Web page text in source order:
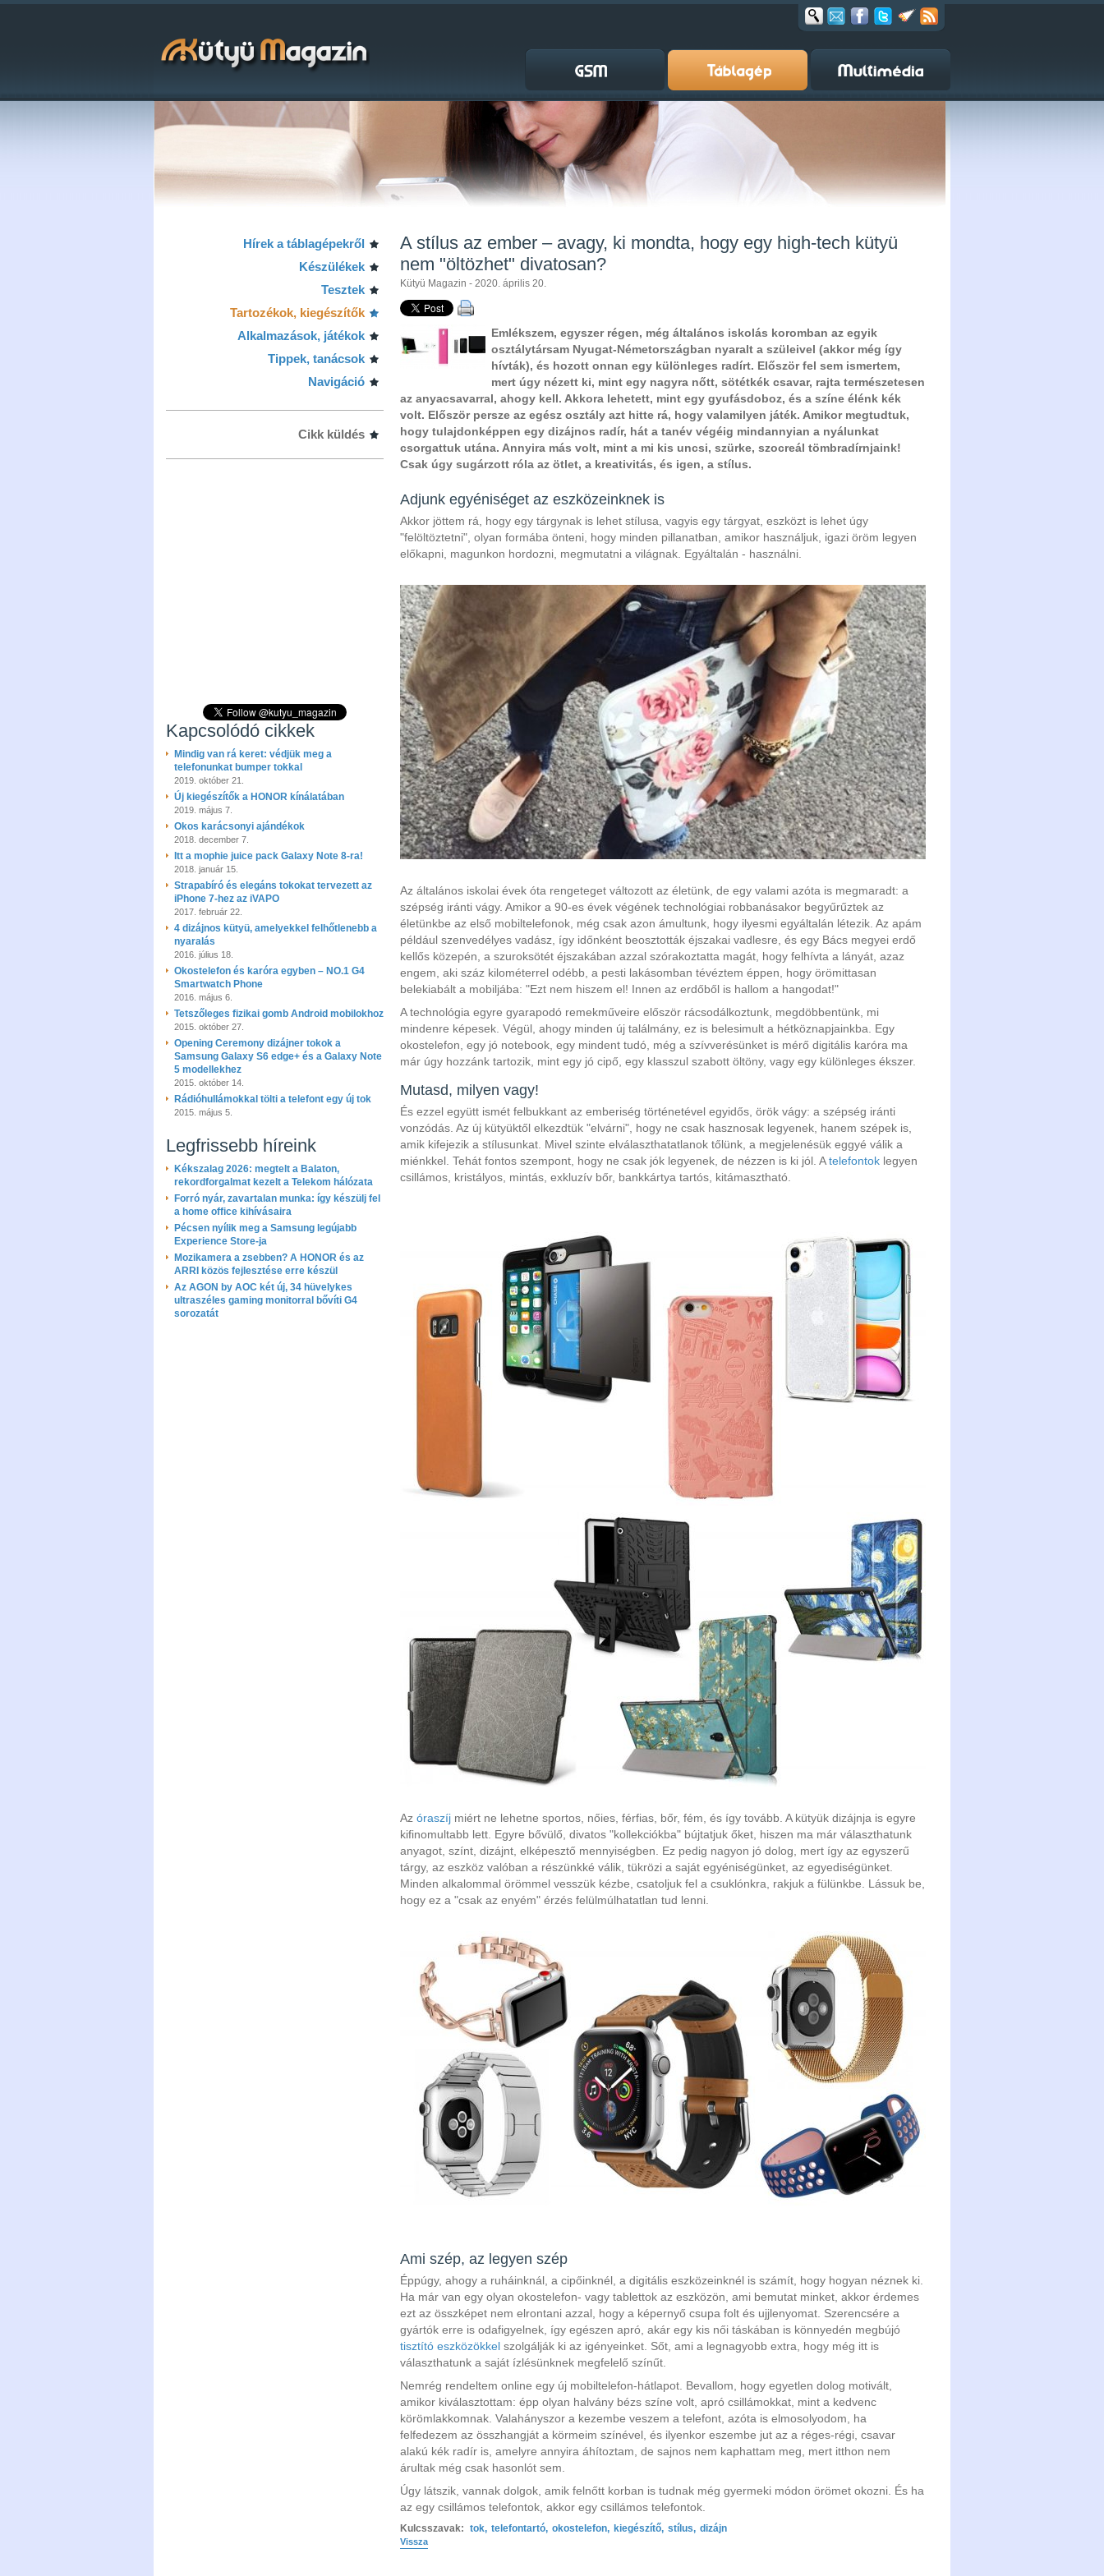
Hírek a táblagépekről
Készülékek
Tesztek
Tartozékok, kiegészítők
Alkalmazások, játékok
Tippek, tanácsok
Navigáció
Cikk küldés
Kapcsolódó cikkek
Mindig van rá keret: védjük meg a
telefonunkat bumper tokkal
2019. október 21.
Új kiegészítők a HONOR kínálatában
2019. május 7.
Okos karácsonyi ajándékok
2018. december 7.
Itt a mophie juice pack Galaxy Note 8-ra!
2018. január 15.
Strapabíró és elegáns tokokat tervezett az
iPhone 7-hez az iVAPO
2017. február 22.
4 dizájnos kütyü, amelyekkel felhőtlenebb a
nyaralás
2016. július 18.
Okostelefon és karóra egyben – NO.1 G4
Smartwatch Phone
2016. május 6.
Tetszőleges fizikai gomb Android mobilokhoz
2015. október 27.
Opening Ceremony dizájner tokok a
Samsung Galaxy S6 edge+ és a Galaxy Note
5 modellekhez
2015. október 14.
Rádióhullámokkal tölti a telefont egy új tok
2015. május 5.
Legfrissebb híreink
Kékszalag 2026: megtelt a Balaton,
rekordforgalmat kezelt a Telekom hálózata
Forró nyár, zavartalan munka: így készülj fel
a home office kihívásaira
Pécsen nyílik meg a Samsung legújabb
Experience Store-ja
Mozikamera a zsebben? A HONOR és az
ARRI közös fejlesztése erre készül
Az AGON by AOC két új, 34 hüvelykes
ultraszéles gaming monitorral bővíti G4
sorozatát
A stílus az ember – avagy, ki mondta, hogy egy high-tech kütyü
nem "öltözhet" divatosan?
Kütyü Magazin - 2020. április 20.
Emlékszem, egyszer régen, még általános iskolás koromban az egyik
osztálytársam Nyugat-Németországban nyaralt a szüleivel (akkor még így
hívták), és hozott onnan egy különleges radírt. Először fel sem ismertem,
mert úgy nézett ki, mint egy nagyra nőtt, sötétkék csavar, rajta természetesen
az anyacsavarral, ahogy kell. Akkora lehetett, mint egy gyufásdoboz, és a színe élénk kék
volt. Először persze az egész osztály azt hitte rá, hogy valamilyen játék. Amikor megtudtuk,
hogy tulajdonképpen egy dizájnos radír, hát a tanév végéig mindannyian a nyálunkat
csorgattuk utána. Annyira más volt, mint a mi kis uncsi, szürke, szocreál tömbradírnjaink!
Csak úgy sugárzott róla az ötlet, a kreativitás, és igen, a stílus.
Adjunk egyéniséget az eszközeinknek is
Akkor jöttem rá, hogy egy tárgynak is lehet stílusa, vagyis egy tárgyat, eszközt is lehet úgy
"felöltöztetni", olyan formába önteni, hogy minden pillanatban, amikor használjuk, igazi öröm legyen
előkapni, magunkon hordozni, megmutatni a világnak. Egyáltalán - használni.
Az általános iskolai évek óta rengeteget változott az életünk, de egy valami azóta is megmaradt: a
szépség iránti vágy. Amikor a 90-es évek végének technológiai robbanásakor begyűrűztek az
életünkbe az első mobiltelefonok, még csak azon ámultunk, hogy ilyesmi egyáltalán létezik. Az apám
például szenvedélyes vadász, így időnként beosztották éjszakai vadlesre, és egy Bács megyei erdő
kellős közepén, a szuroksötét éjszakában azzal szórakoztatta magát, hogy felhívta a lányát, azaz
engem, aki száz kilométerrel odébb, a pesti lakásomban tévéztem éppen, hogy örömittasan
belekiabált a mobiljába: "Ezt nem hiszem el! Innen az erdőből is hallom a hangodat!"
A technológia egyre gyarapodó remekműveire először rácsodálkoztunk, megdöbbentünk, mi
mindenre képesek. Végül, ahogy minden új találmány, ez is belesimult a hétköznapjainkba. Egy
okostelefon, egy jó notebook, egy mindent tudó, még a szívverésünket is mérő digitális karóra ma
már úgy hozzánk tartozik, mint egy jó cipő, egy klasszul szabott öltöny, vagy egy különleges ékszer.
Mutasd, milyen vagy!
És ezzel együtt ismét felbukkant az emberiség történetével egyidős, örök vágy: a szépség iránti
vonzódás. Az új kütyüktől elkezdtük "elvárni", hogy ne csak hasznosak legyenek, hanem szépek is,
amik kifejezik a stílusunkat. Mivel szinte elválaszthatatlanok tőlünk, a megjelenésük eggyé válik a
miénkkel. Tehát fontos szempont, hogy ne csak jók legyenek, de nézzen is ki jól. Atelefontok legyen
csillámos, kristályos, mintás, exkluzív bőr, bankkártya tartós, kitámasztható.
Az óraszíj miért ne lehetne sportos, nőies, férfias, bőr, fém, és így tovább. A kütyük dizájnja is egyre
kifinomultabb lett. Egyre bővülő, divatos "kollekciókba" bújtatjuk őket, hiszen ma már választhatunk
anyagot, színt, dizájnt, elképesztő mennyiségben. Ez pedig nagyon jó dolog, mert így az egyszerű
tárgy, az eszköz valóban a részünkké válik, tükrözi a saját egyéniségünket, az egyediségünket.
Minden alkalommal örömmel vesszük kézbe, csatoljuk fel a csuklónkra, rakjuk a fülünkbe. Lássuk be,
hogy ez a "csak az enyém" érzés felülmúlhatatlan tud lenni.
Ami szép, az legyen szép
Éppúgy, ahogy a ruháinknál, a cipőinknél, a digitális eszközeinknél is számít, hogy hogyan néznek ki.
Ha már van egy olyan okostelefon- vagy tablettok az eszközön, ami bemutat minket, akkor érdemes
ezt az összképet nem elrontani azzal, hogy a képernyő csupa folt és ujjlenyomat. Szerencsére a
gyártók erre is odafigyelnek, így egészen apró, akár egy kis női táskában is könnyedén megbújó
tisztító eszközökkel szolgálják ki az igényeinket. Sőt, ami a legnagyobb extra, hogy még itt is
választhatunk a saját ízlésünknek megfelelő színűt.
Nemrég rendeltem online egy új mobiltelefon-hátlapot. Bevallom, hogy egyetlen dolog motivált,
amikor kiválasztottam: épp olyan halvány bézs színe volt, apró csillámokkat, mint a kedvenc
körömlakkomnak. Valahányszor a kezembe veszem a telefont, azóta is elmosolyodom, ha
felfedezem az összhangját a körmeim színével, és ilyenkor eszembe jut az a réges-régi, csavar
alakú kék radír is, amelyre annyira áhítoztam, de sajnos nem kaphattam meg, mert itthon nem
árultak még csak hasonlót sem.
Úgy látszik, vannak dolgok, amik felnőtt korban is tudnak még gyermeki módon örömet okozni. És ha
az egy csillámos telefontok, akkor egy csillámos telefontok.
Kulcsszavak: tok, telefontartó, okostelefon, kiegészítő, stílus, dizájn
Vissza